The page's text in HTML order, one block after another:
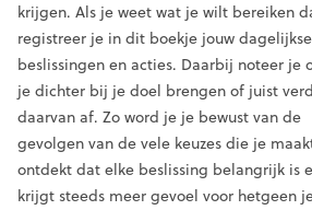
krijgen. Als je weet wat je wilt bereiken
registreer je in dit boekje jouw dagelijkse
beslissingen en acties. Daarbij noteer je
je dichter bij je doel brengen of juist
daarvan af. Zo word je je bewust van de
gevolgen van de vele keuzes die je
ontdekt dat elke beslissing belangrijk is
krijgt steeds meer gevoel voor hetgeen